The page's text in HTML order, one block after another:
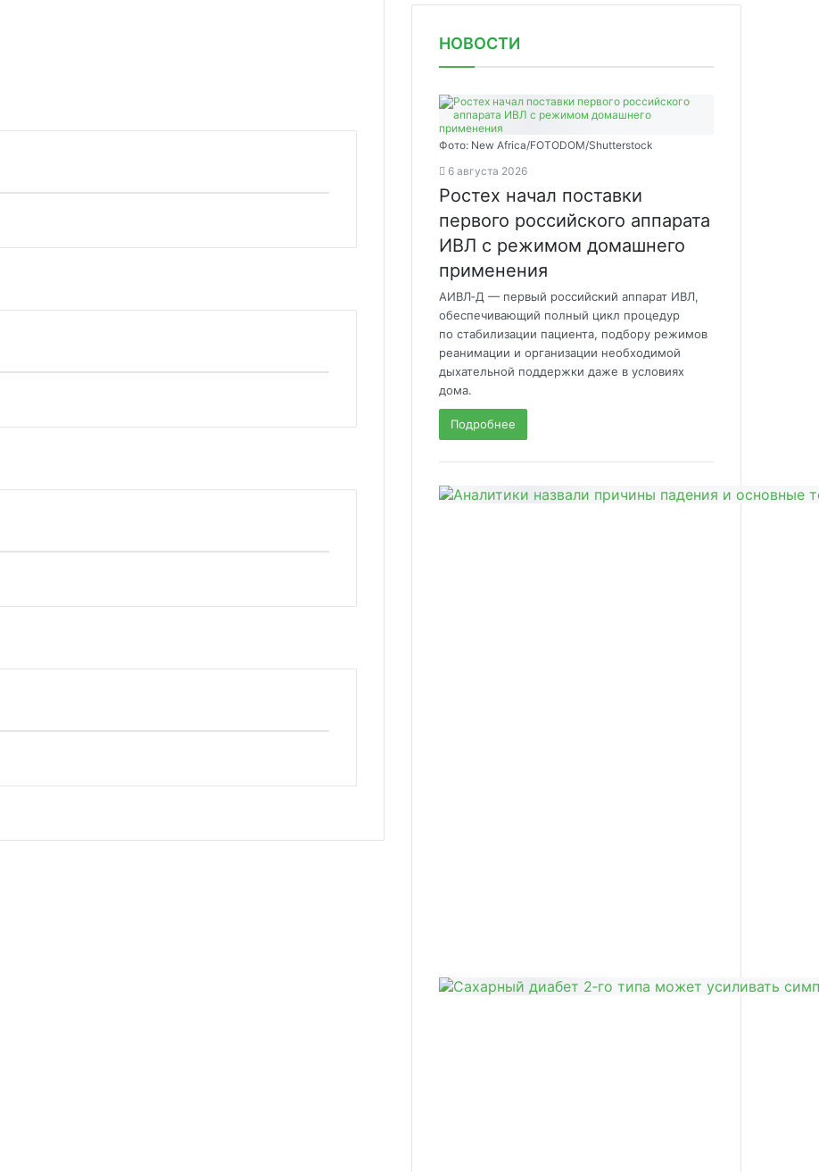
НОВОСТИ
Фото: New Africa/FOTODOM/Shutterstock
6 августа 2026
Ростех начал поставки
первого российского аппарата
ИВЛ с режимом домашнего
применения
АИВЛ‑Д — первый российский аппарат ИВЛ,
обеспечивающий полный цикл процедур
по стабилизации пациента, подбору режимов
реанимации и организации необходимой
дыхательной поддержки даже в условиях
дома.
Подробнее